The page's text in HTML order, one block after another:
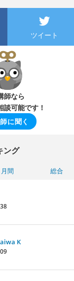
ツイート
師なら
談可能です！
に聞く
ング
月間 総合
K